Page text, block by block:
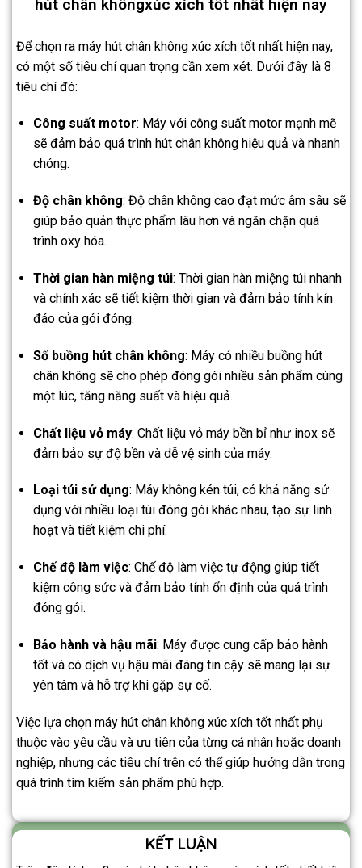
hút chân khôngxúc xích tốt nhất hiện nay
Để chọn ra máy hút chân không xúc xích tốt nhất hiện nay,
có một số tiêu chí quan trọng cần xem xét. Dưới đây là 8
tiêu chí đó:
Công suất motor: Máy với công suất motor mạnh mẽ
sẽ đảm bảo quá trình hút chân không hiệu quả và nhanh
chóng.
Độ chân không: Độ chân không cao đạt mức âm sâu sẽ
giúp bảo quản thực phẩm lâu hơn và ngăn chặn quá
trình oxy hóa.
Thời gian hàn miệng túi: Thời gian hàn miệng túi nhanh
và chính xác sẽ tiết kiệm thời gian và đảm bảo tính kín
đáo của gói đóng.
Số buồng hút chân không: Máy có nhiều buồng hút
chân không sẽ cho phép đóng gói nhiều sản phẩm cùng
một lúc, tăng năng suất và hiệu quả.
Chất liệu vỏ máy: Chất liệu vỏ máy bền bỉ như inox sẽ
đảm bảo sự độ bền và dễ vệ sinh của máy.
Loại túi sử dụng: Máy không kén túi, có khả năng sử
dụng với nhiều loại túi đóng gói khác nhau, tạo sự linh
hoạt và tiết kiệm chi phí.
Chế độ làm việc: Chế độ làm việc tự động giúp tiết
kiệm công sức và đảm bảo tính ổn định của quá trình
đóng gói.
Bảo hành và hậu mãi: Máy được cung cấp bảo hành
tốt và có dịch vụ hậu mãi đáng tin cậy sẽ mang lại sự
yên tâm và hỗ trợ khi gặp sự cố.
Việc lựa chọn máy hút chân không xúc xích tốt nhất phụ
thuộc vào yêu cầu và ưu tiên của từng cá nhân hoặc doanh
nghiệp, nhưng các tiêu chí trên có thể giúp hướng dẫn trong
quá trình tìm kiếm sản phẩm phù hợp.
KẾT LUẬN